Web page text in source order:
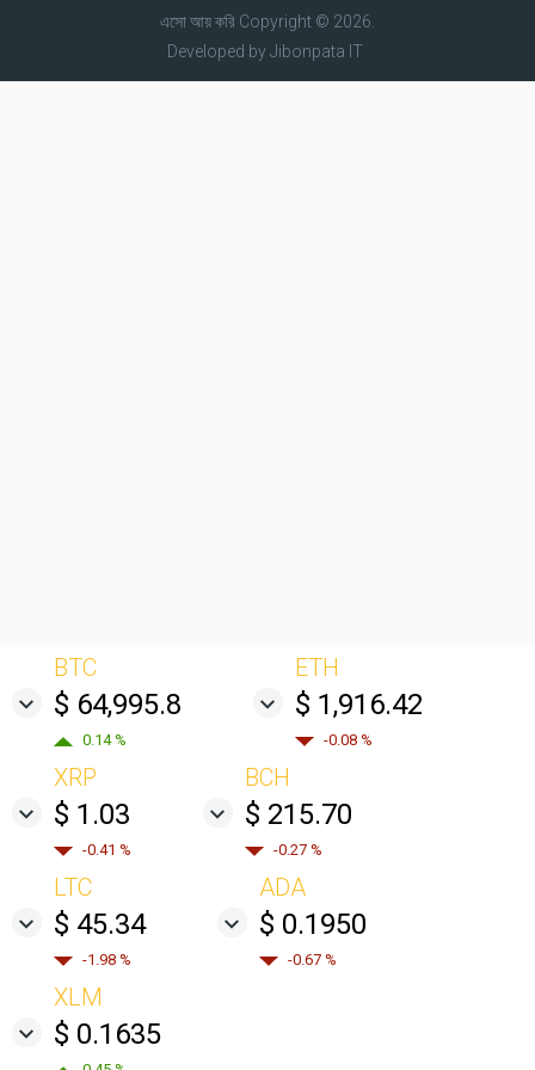
এসো আয় করিCopyright © 2026.
Developed byJibonpata IT
BTC
$ 64,995.8
0.14 %
ETH
$ 1,916.42
-0.08 %
XRP
$ 1.03
-0.41 %
BCH
$ 215.70
-0.27 %
LTC
$ 45.34
-1.98 %
ADA
$ 0.1950
-0.67 %
XLM
$ 0.1635